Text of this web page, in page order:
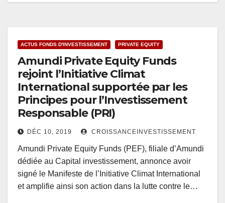
ACTUS FONDS D'INVESTISSEMENT PRIVATE EQUITY
Amundi Private Equity Funds
rejoint l’Initiative Climat
International supportée par les
Principes pour l’Investissement
Responsable (PRI)
DÉC 10, 2019 CROISSANCEINVESTISSEMENT
Amundi Private Equity Funds (PEF), filiale d’Amundi
dédiée au Capital investissement, annonce avoir
signé le Manifeste de l’Initiative Climat International
et amplifie ainsi son action dans la lutte contre le…